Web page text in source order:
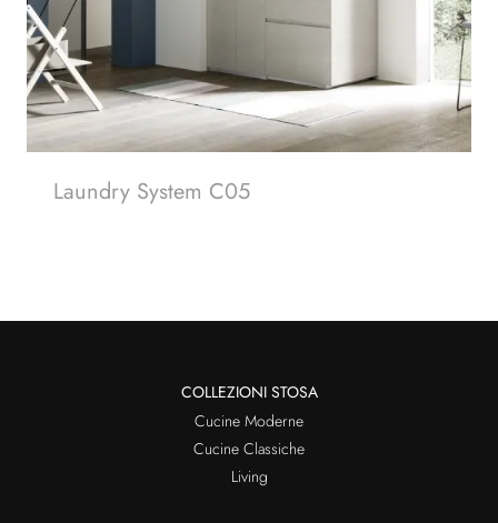
Laundry System C05
COLLEZIONI STOSA
Cucine Moderne
Cucine Classiche
Living